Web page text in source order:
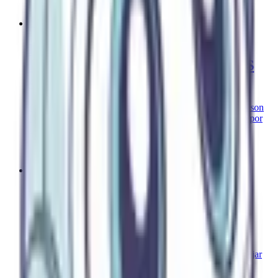
LOS MEJORES CONSEJOS
FINANCIEROS DESPUÉS DE LOS
A partir de los 40 la jubilación deja de ser abstracta. Estos son
los pasos que de verdad marcan la diferencia, empezando por
LOS PRIMEROS PASOS PARA
LOGRAR LA LIBERTAD
FINANCIERA
La verdadera libertad financiera no es hacerse rico, sino dejar
de depender solo de la pensión pública el día que dejes de